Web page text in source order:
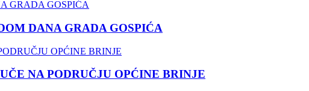
DANA GRADA GOSPIĆA
NA PODRUČJU OPĆINE BRINJE